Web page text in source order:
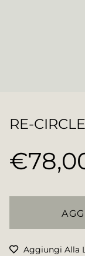
RE-
Prezzo
Aggiungi Alla